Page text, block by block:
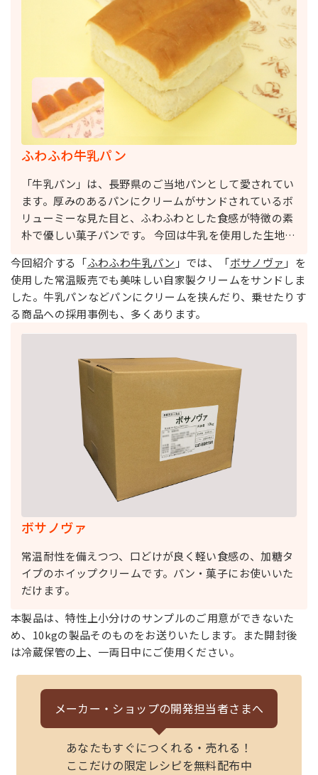
ふわふわ牛乳パン
「牛乳パン」は、長野県のご当地パンとして愛されてい
ます。厚みのあるパンにクリームがサンドされているボ
リューミーな見た目と、ふわふわとした食感が特徴の素
朴で優しい菓子パンです。 今回は牛乳を使用した生地
た、常温販売でも美味しい自家製クリームをサンドしま
した。 練り込み油脂に「マジカルソフトDX（1×6）」
を使用することで、歯切れの良いソフトな食感になりま
す。
今回紹介する「ふわふわ牛乳パン 」では、「ボサノヴァ 」を
使用した常温販売でも美味しい自家製クリームをサンドしま
した。牛乳パンなどパンにクリームを挟んだり、乗せたりす
る商品への採用事例も、多くあります。
ボサノヴァ
常温耐性を備えつつ、口どけが良く軽い食感の、加糖タ
イプのホイップクリームです。パン・菓子にお使いいた
だけます。
本製品は、特性上小分けのサンプルのご用意ができないた
め、10kgの製品そのものをお送りいたします。また開封後
は冷蔵保管の上、一両日中にご使用ください。
メーカー・ショップの開発担当者さまへ
あなたもすぐにつくれる・売れる！
ここだけの限定レシピを無料配布中